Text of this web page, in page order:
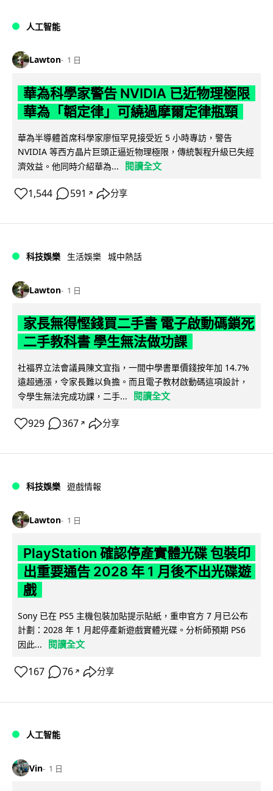
人工智能
Lawton 1 日
華為科學家警告 NVIDIA 已近物理極限
華為「韜定律」可繞過摩爾定律瓶頸
華為半導體首席科學家廖恒罕見接受近 5 小時專訪，警告
NVIDIA 等西方晶片巨頭正逼近物理極限，傳統製程升級已失經
濟效益。他同時介紹華為...
閱讀全文
1,544 591 ↗ 分享
科技娛樂 生活娛樂 城中熱話
Lawton 1 日
家長無得慳錢買二手書 電子啟動碼鎖死
二手教科書 學生無法做功課
社福界立法會議員陳文宜指，一間中學書單價錢按年加 14.7%
遠超通漲，令家長難以負擔。而且電子教材啟動碼這項設計，
令學生無法完成功課，二手...
閱讀全文
929 367 ↗ 分享
科技娛樂 遊戲情報
Lawton 1 日
PlayStation 確認停產實體光碟 包裝印
出重要通告 2028 年 1 月後不出光碟遊
戲
Sony 已在 PS5 主機包裝加貼提示貼紙，重申官方 7 月已公布
計劃：2028 年 1 月起停產新遊戲實體光碟。分析師預期 PS6
因此...
閱讀全文
167 76 ↗ 分享
人工智能
Vin 1 日